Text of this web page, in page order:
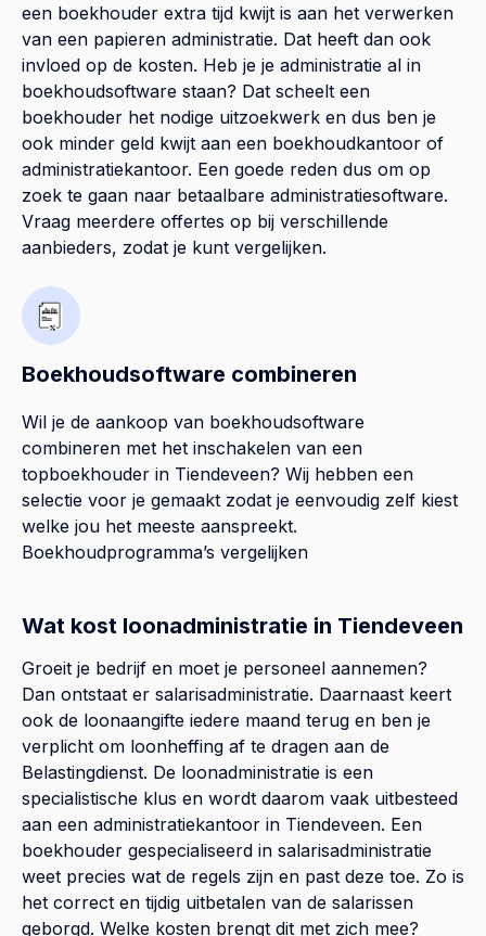
een boekhouder extra tijd kwijt is aan het verwerken
van een papieren administratie. Dat heeft dan ook
invloed op de kosten. Heb je je administratie al in
boekhoudsoftware staan? Dat scheelt een
boekhouder het nodige uitzoekwerk en dus ben je
ook minder geld kwijt aan een boekhoudkantoor of
administratiekantoor. Een goede reden dus om op
zoek te gaan naar betaalbare administratiesoftware.
Vraag meerdere offertes op bij verschillende
aanbieders, zodat je kunt vergelijken.
Boekhoudsoftware combineren
Wil je de aankoop van boekhoudsoftware
combineren met het inschakelen van een
topboekhouder in Tiendeveen? Wij hebben een
selectie voor je gemaakt zodat je eenvoudig zelf kiest
welke jou het meeste aanspreekt.
Boekhoudprogramma’s vergelijken
Wat kost loonadministratie in Tiendeveen
Groeit je bedrijf en moet je personeel aannemen?
Dan ontstaat er salarisadministratie. Daarnaast keert
ook de loonaangifte iedere maand terug en ben je
verplicht om loonheffing af te dragen aan de
Belastingdienst. De loonadministratie is een
specialistische klus en wordt daarom vaak uitbesteed
aan een administratiekantoor in Tiendeveen. Een
boekhouder gespecialiseerd in salarisadministratie
weet precies wat de regels zijn en past deze toe. Zo is
het correct en tijdig uitbetalen van de salarissen
geborgd. Welke kosten brengt dit met zich mee?